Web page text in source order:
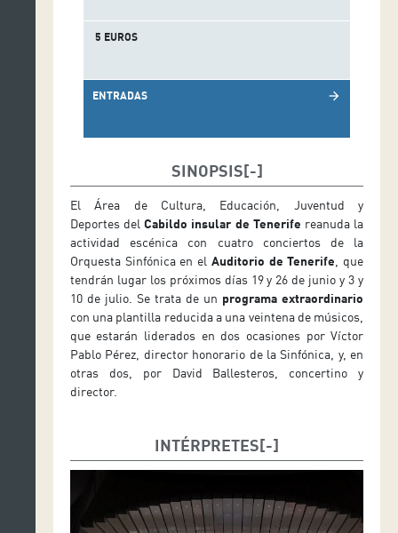
5 EUROS
ENTRADAS arrow_forward
SINOPSIS
El Área de Cultura, Educación, Juventud y
Deportes delCabildo insular de Tenerife reanuda la
actividad escénica con cuatro conciertos de la
Orquesta Sinfónica en el Auditorio de Tenerife , que
tendrán lugar los próximos días 19 y 26 de junio y 3 y
10 de julio. Se trata de un programa extraordinario
con una plantilla reducida a una veintena de músicos,
que estarán liderados en dos ocasiones por Víctor
Pablo Pérez, director honorario de la Sinfónica, y, en
otras dos, por David Ballesteros, concertino y
director.
INTÉRPRETES